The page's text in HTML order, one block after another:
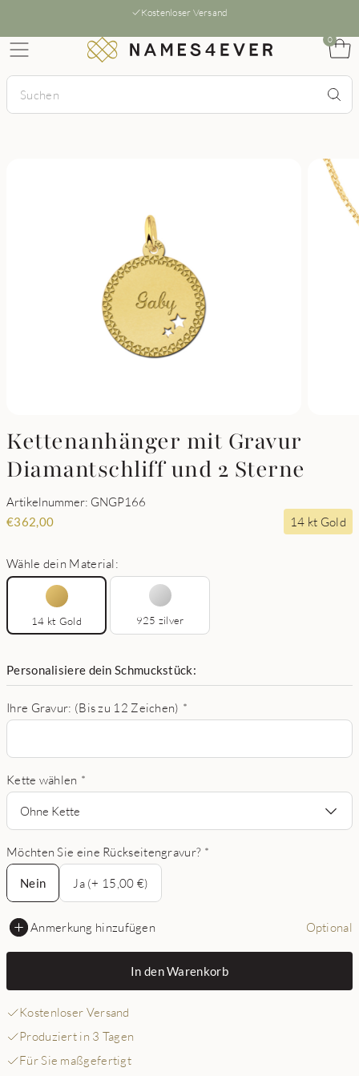
Kostenloser Versand
0
Kettenanhänger mit Gravur
Diamantschliff und 2 Sterne
Artikelnummer: GNGP166
€362,00 14 kt Gold
Wähle dein Material:
14 kt Gold 925 zilver
Personalisiere dein Schmuckstück:
Ihre Gravur: (Bis zu 12 Zeichen) *
Kette wählen *
Ohne Kette
Möchten Sie eine Rückseitengravur? *
Nein
Nein
Ja (+ 15,00 €)
Anmerkung hinzufügen Optional
In den Warenkorb
Kostenloser Versand
Produziert in 3 Tagen
Für Sie maßgefertigt